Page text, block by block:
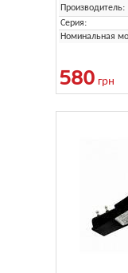
Производитель:
Серия:
Номинальная
580 грн